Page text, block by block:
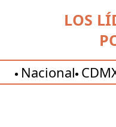
LOS
Nacional